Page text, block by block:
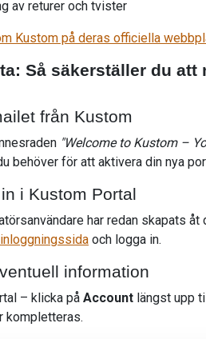
av returer och tvister
Kustom på deras officiella
Så säkerställer du
från Kustom
"Welcome to Kustom –
behöver för att aktivera din nya
i Kustom Portal
har redan skapats
och logga in.
information
– klicka på Account längst upp
kompletteras.